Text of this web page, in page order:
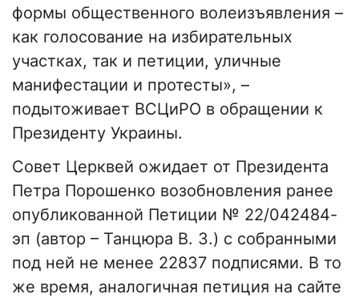
формы общественного волеизъявления –
как голосование на избирательных
участках, так и петиции, уличные
манифестации и протесты», –
подытоживает ВСЦиРО в обращении к
Президенту Украины.
Совет Церквей ожидает от Президента
Петра Порошенко возобновления ранее
опубликованной Петиции № 22/042484-
эп (автор – Танцюра В. З.) с собранными
под ней не менее 22837 подписями. В то
же время, аналогичная петиция на сайте